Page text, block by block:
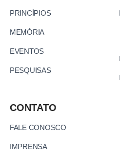
PRINCÍPIOS
MEMÓRIA
EVENTOS
PESQUISAS
CONTATO
FALE CONOSCO
IMPRENSA